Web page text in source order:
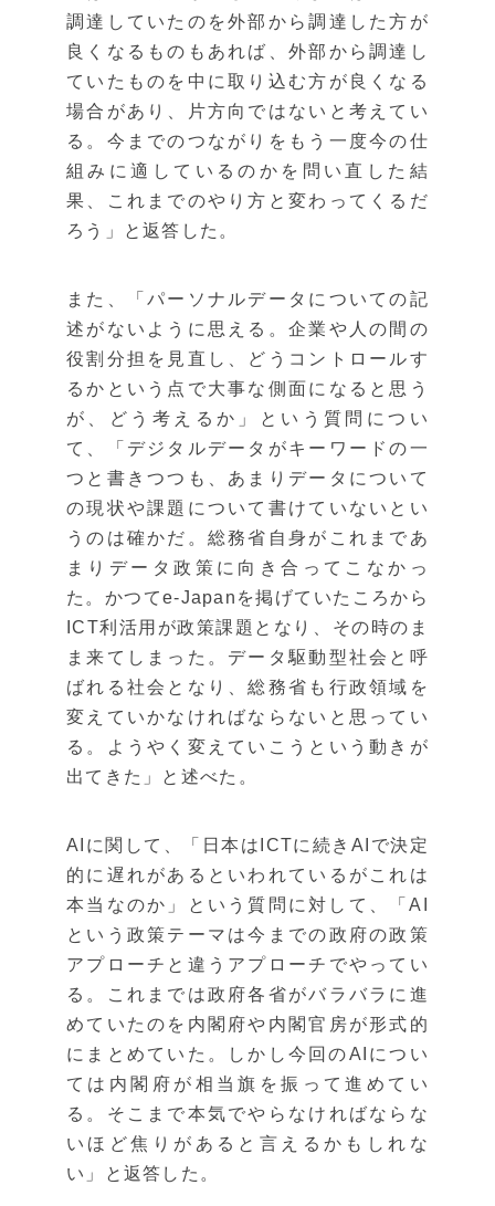
調達していたのを外部から調達した方が
良くなるものもあれば、外部から調達し
ていたものを中に取り込む方が良くなる
場合があり、片方向ではないと考えてい
る。今までのつながりをもう一度今の仕
組みに適しているのかを問い直した結
果、これまでのやり方と変わってくるだ
ろう」と返答した。
また、「パーソナルデータについての記
述がないように思える。企業や人の間の
役割分担を見直し、どうコントロールす
るかという点で大事な側面になると思う
が、どう考えるか」という質問につい
て、「デジタルデータがキーワードの一
つと書きつつも、あまりデータについて
の現状や課題について書けていないとい
うのは確かだ。総務省自身がこれまであ
まりデータ政策に向き合ってこなかっ
た。かつてe-Japanを掲げていたころから
ICT利活用が政策課題となり、その時のま
ま来てしまった。データ駆動型社会と呼
ばれる社会となり、総務省も行政領域を
変えていかなければならないと思ってい
る。ようやく変えていこうという動きが
出てきた」と述べた。
AIに関して、「日本はICTに続きAIで決定
的に遅れがあるといわれているがこれは
本当なのか」という質問に対して、「AI
という政策テーマは今までの政府の政策
アプローチと違うアプローチでやってい
る。これまでは政府各省がバラバラに進
めていたのを内閣府や内閣官房が形式的
にまとめていた。しかし今回のAIについ
ては内閣府が相当旗を振って進めてい
る。そこまで本気でやらなければならな
いほど焦りがあると言えるかもしれな
い」と返答した。